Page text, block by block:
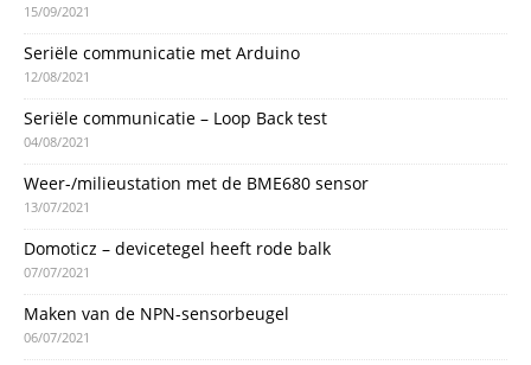
15/09/2021
Seriële communicatie met Arduino
12/08/2021
Seriële communicatie – Loop Back test
04/08/2021
Weer-/milieustation met de BME680 sensor
13/07/2021
Domoticz – devicetegel heeft rode balk
07/07/2021
Maken van de NPN-sensorbeugel
06/07/2021